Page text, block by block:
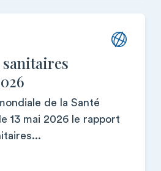
de la Santé
13 mai 2026 le rapport